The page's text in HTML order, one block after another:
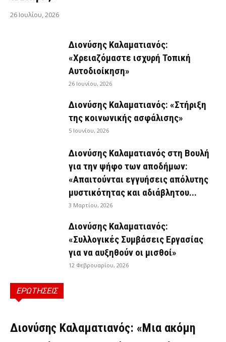
26 Ιουλίου, 2026
Διονύσης Καλαματιανός:
«Χρειαζόμαστε ισχυρή Τοπική
Αυτοδιοίκηση»
26 Ιουνίου, 2026
Διονύσης Καλαματιανός: «Στήριξη
της κοινωνικής ασφάλισης»
5 Ιουνίου, 2026
Διονύσης Καλαματιανός στη Βουλή
για την ψήφο των αποδήμων:
«Απαιτούνται εγγυήσεις απόλυτης
μυστικότητας και αδιάβλητου...
3 Μαρτίου, 2026
Διονύσης Καλαματιανός:
«Συλλογικές Συμβάσεις Εργασίας
για να αυξηθούν οι μισθοί»
12 Φεβρουαρίου, 2026
ΕΡΩΤΗΣΕΙΣ
ΕΡΩΤΉΣΕΙΣ
Διονύσης Καλαματιανός: «Μια ακόμη